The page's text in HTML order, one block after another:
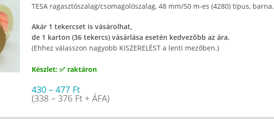
TESA ragasztószalag/csomagolószalag, 48 mm/50 m-es (4280) típus, barna.
Akár 1 tekercset is vásárolhat,
de 1 karton (36 tekercs) vásárlása esetén kedvezőbb az ára.
(Ehhez válasszon nagyobb KISZERELÉST a lenti mezőben.)
Készlet: ✅ raktáron
430–477 Ft
(338– 376 Ft + ÁFA)